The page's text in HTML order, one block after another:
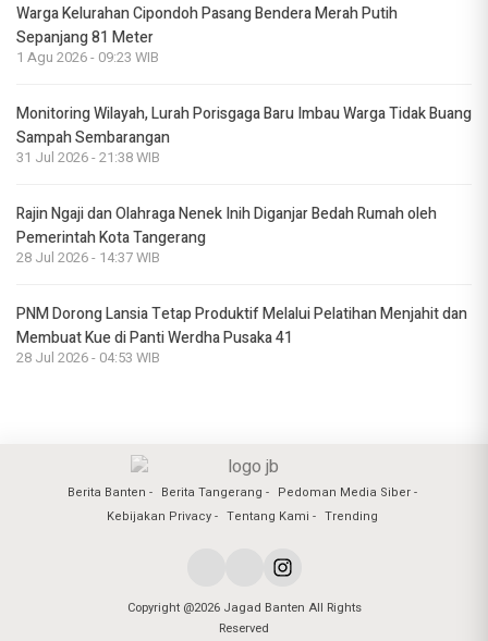
Warga Kelurahan Cipondoh Pasang Bendera Merah Putih
Sepanjang 81 Meter
1 Agu 2026 - 09:23 WIB
Monitoring Wilayah, Lurah Porisgaga Baru Imbau Warga Tidak Buang
Sampah Sembarangan
31 Jul 2026 - 21:38 WIB
Rajin Ngaji dan Olahraga Nenek Inih Diganjar Bedah Rumah oleh
Pemerintah Kota Tangerang
28 Jul 2026 - 14:37 WIB
PNM Dorong Lansia Tetap Produktif Melalui Pelatihan Menjahit dan
Membuat Kue di Panti Werdha Pusaka 41
28 Jul 2026 - 04:53 WIB
Berita Banten Berita Tangerang
Pedoman Media Siber
Kebijakan Privacy
Tentang Kami Trending
Copyright @2026 Jagad Banten All Rights
Reserved